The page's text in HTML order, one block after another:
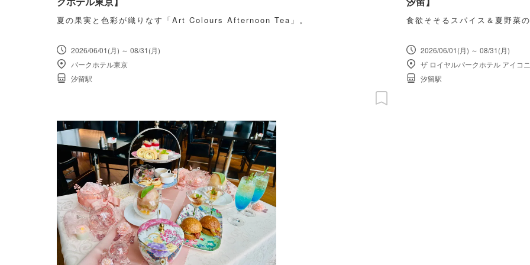
夏の果実と色彩が織りなす「Art Colours Afternoon Tea」。
2026/06/01(月) ～ 08/31(月)
パークホテル東京
汐留駅
食欲そそるスパイス＆夏野菜
2026/06/01(月) ～ 08/31(月)
ザ ロイヤルパークホテル アイコ
汐留駅